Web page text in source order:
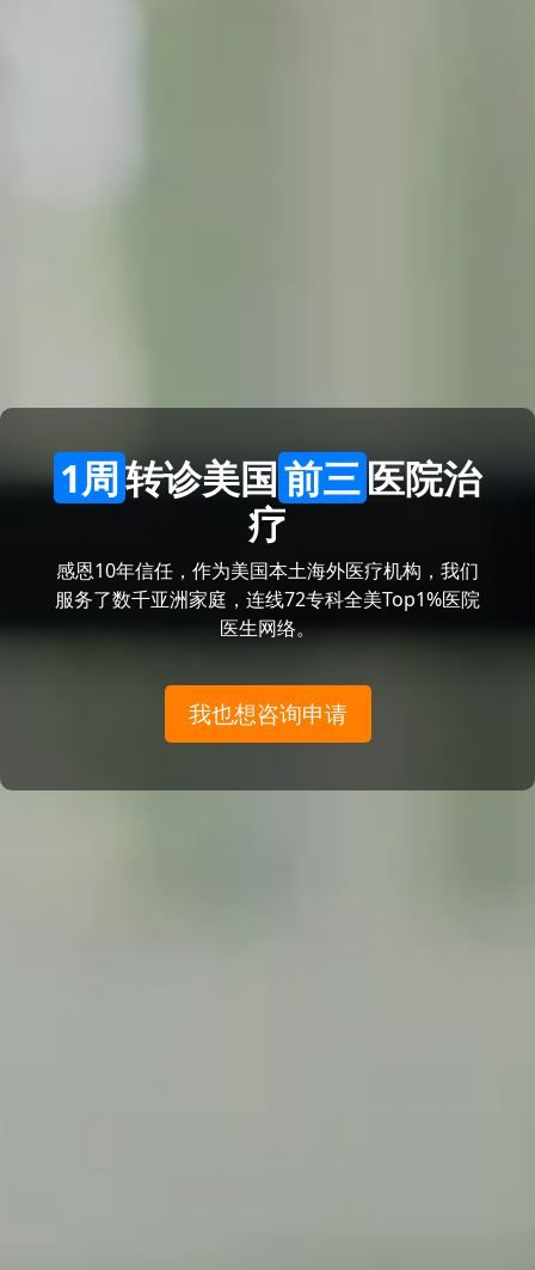
1周转诊美国前三医院治
疗
感恩10年信任，作为美国本土海外医疗机构，我们
服务了数千亚洲家庭，连线72专科全美Top1%医院
医生网络。
我也想咨询申请